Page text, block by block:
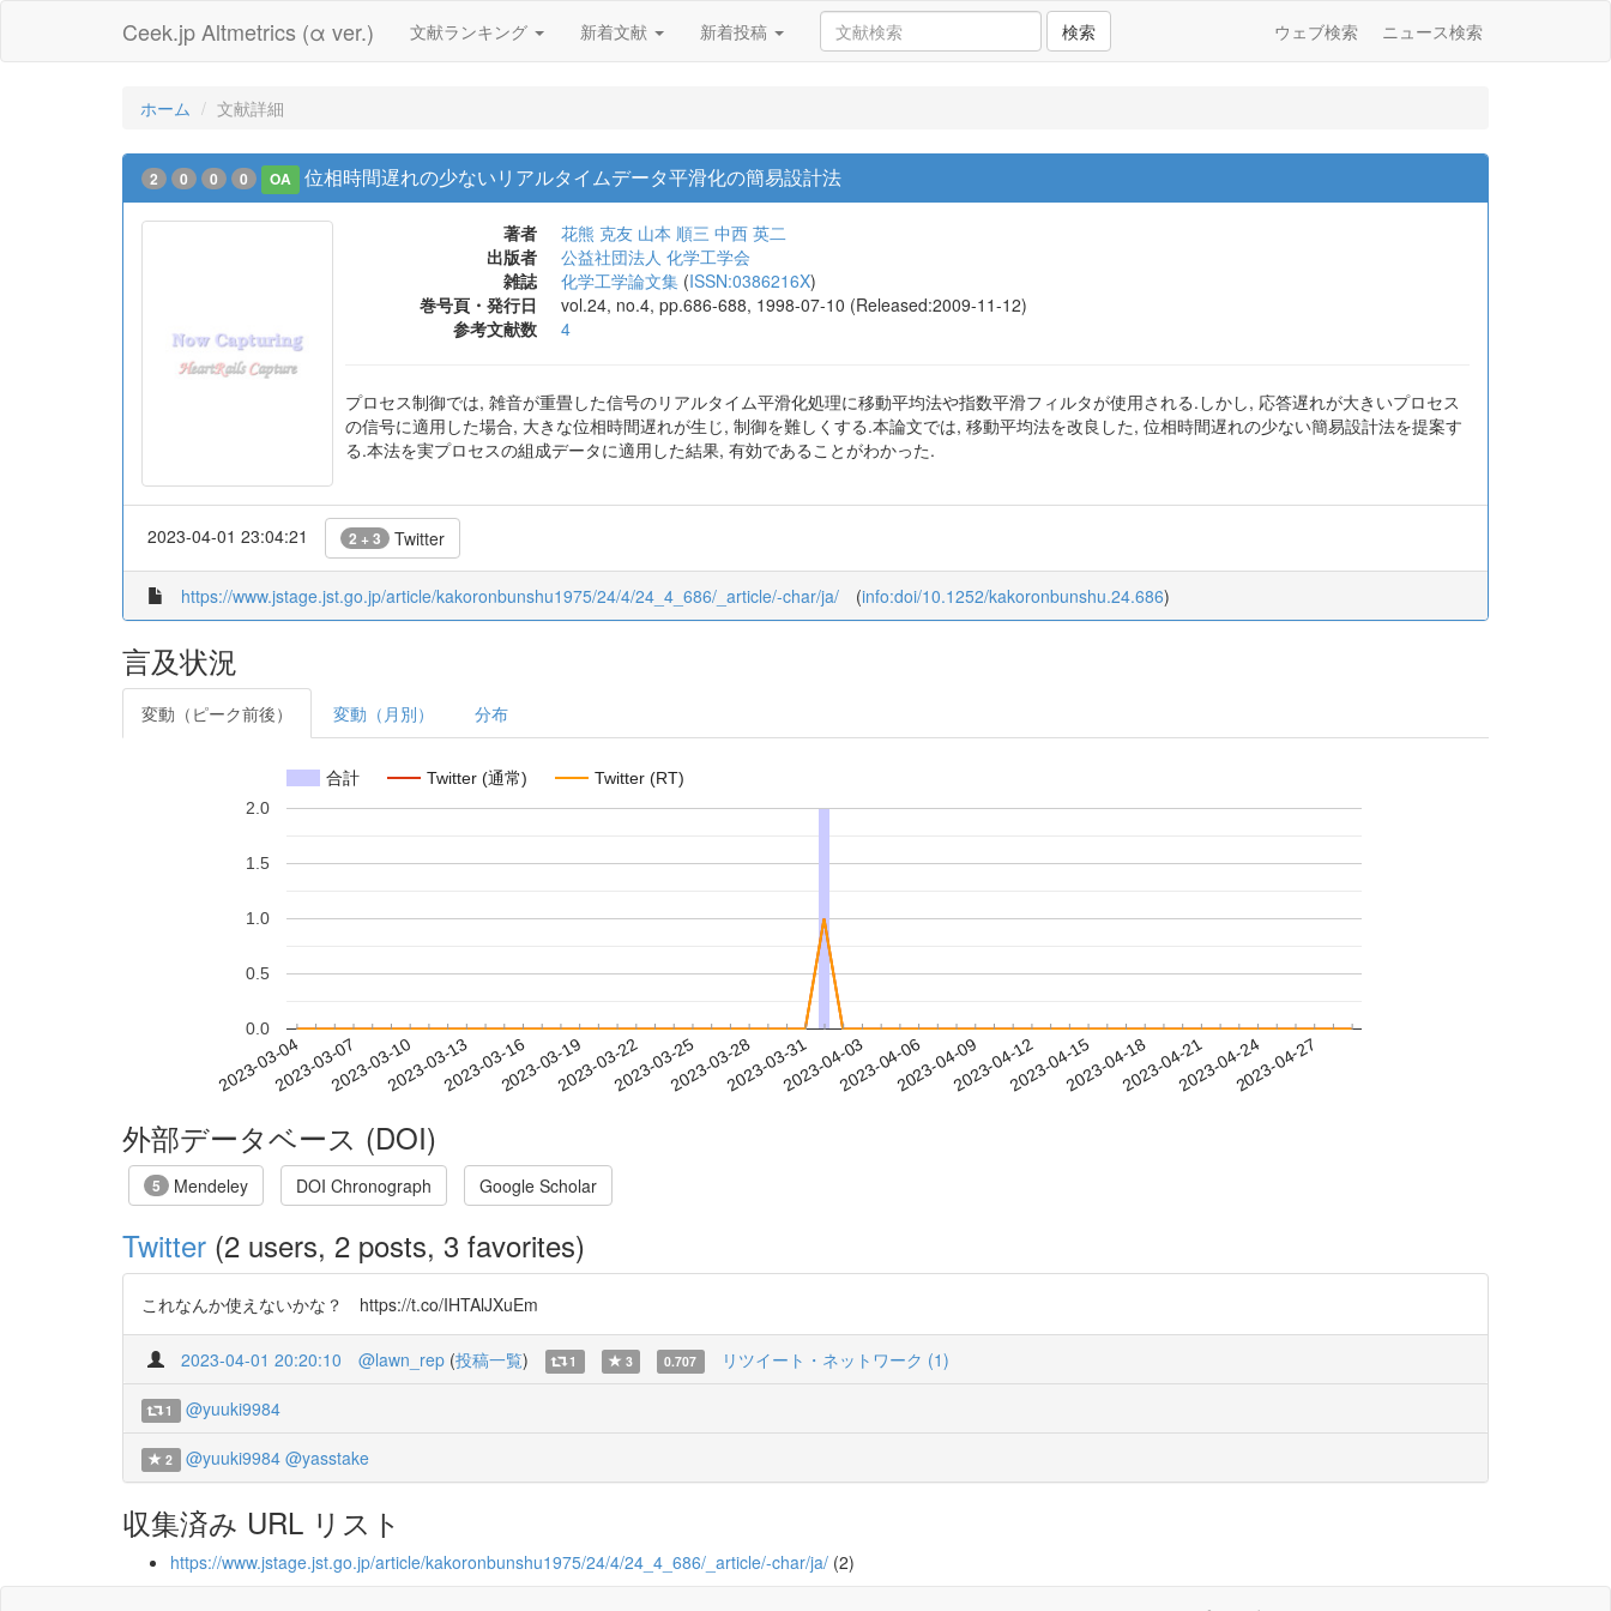
Ceek.jp Altmetrics (α ver.) 文献ランキング 新着文献 新着投稿 検索 ウェブ検索 ニュース検索
ホーム 文献詳細
2 0 0 0 OA 位相時間遅れの少ないリアルタイムデータ平滑化の簡易設計法
著者 花熊 克友 山本 順三 中西 英二
出版者
公益社団法人 化学工学会
雑誌
化学工学論文集 (ISSN:0386216X)
巻号頁・発行日
vol.24, no.4, pp.686-688, 1998-07-10 (Released:2009-11-12)
参考文献数
4
プロセス制御では, 雑音が重畳した信号のリアルタイム平滑化処理に移動平均法や指数平滑フィルタが使用される.しかし, 応答遅れが大きいプロセス
の信号に適用した場合, 大きな位相時間遅れが生じ, 制御を難しくする.本論文では, 移動平均法を改良した, 位相時間遅れの少ない簡易設計法を提案す
る.本法を実プロセスの組成データに適用した結果, 有効であることがわかった.
2023-04-01 23:04:21 2 + 3 Twitter
https://www.jstage.jst.go.jp/article/kakoronbunshu1975/24/4/24_4_686/_article/-char/ja/ (info:doi/10.1252/kakoronbunshu.24.686)
言及状況
変動（ピーク前後） 変動（月別） 分布
合計 Twitter (通常) Twitter (RT)
2023-03-042023-03-072023-03-102023-03-132023-03-162023-03-192023-03-222023-03-252023-03-282023-03-312023-04-032023-04-062023-04-092023-04-122023-04-152023-04-182023-04-212023-04-242023-04-27
0.0
0.5
1.0
1.5
2.0
外部データベース (DOI)
5 Mendeley DOI Chronograph Google Scholar
Twitter (2 users, 2 posts, 3 favorites)
これなんか使えないかな？ https://t.co/IHTAlJXuEm
2023-04-01 20:20:10 @lawn_rep (投稿一覧) 1 3 0.707 リツイート・ネットワーク (1)
1 @yuuki9984
2 @yuuki9984 @yasstake
収集済み URL リスト
https://www.jstage.jst.go.jp/article/kakoronbunshu1975/24/4/24_4_686/_article/-char/ja/ (2)